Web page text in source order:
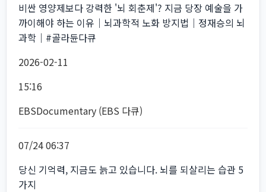
비싼 영양제보다 강력한 '뇌 회춘제'? 지금 당장 예술을 가
까이해야 하는 이유｜뇌과학적 노화 방지법｜정재승의 뇌
과학｜#골라듄다큐
2026-02-11
15:16
EBSDocumentary (EBS 다큐)
07/24 06:37
당신 기억력, 지금도 늙고 있습니다. 뇌를 되살리는 습관 5
가지